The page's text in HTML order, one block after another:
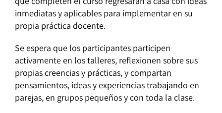
inmediatas y aplicables para implementar en su
propia práctica docente.
Se espera que los participantes participen
activamente en los talleres, reflexionen sobre sus
propias creencias y prácticas, y compartan
pensamientos, ideas y experiencias trabajando en
parejas, en grupos pequeños y con toda la clase.